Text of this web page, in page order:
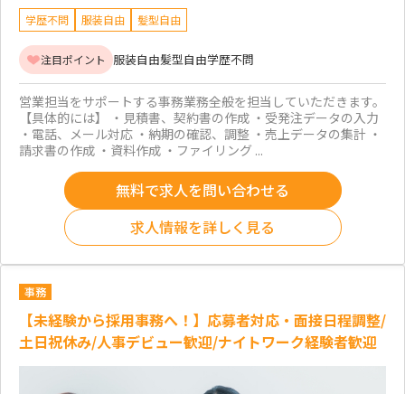
学歴不問 服装自由 髪型自由
注目ポイント 服装自由髪型自由学歴不問
営業担当をサポートする事務業務全般を担当していただきます。
【具体的には】 ・見積書、契約書の作成 ・受発注データの入力
・電話、メール対応 ・納期の確認、調整 ・売上データの集計 ・
請求書の作成 ・資料作成 ・ファイリング ...
無料で求人を問い合わせる
求人情報を詳しく見る
事務
【未経験から採用事務へ！】応募者対応・面接日程調整/
土日祝休み/人事デビュー歓迎/ナイトワーク経験者歓迎